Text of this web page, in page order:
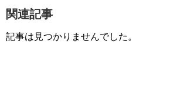
関連記事
記事は見つかりませんでした。